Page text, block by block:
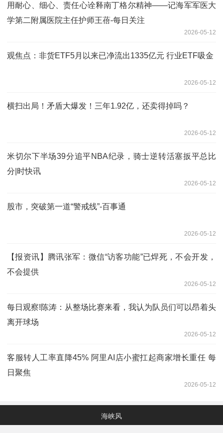
用耐心、细心、责任心诠释南丁格尔精神——记海军军医大
学第二附属医院主任护师王蓓-每日关注
2026-05-12
观焦点：非货ETF5月以来已净流出1335亿元 行业ETF吸金
2026-05-12
横扫出局！矛盾大爆发！三年1.92亿，还卖得掉吗？
2026-05-12
米切尔下半场39分追平NBA纪录，骑士逆转活塞扳平总比
分|时快讯
2026-05-12
股市，突破第一道“警戒线”-百事通
2026-05-12
【报资讯】腾讯张军：微信“访客功能”已焊死，不会开发，
不会提供
2026-05-12
每日观察!陈涛：从整场比赛来看，我认为队员们可以昂着头
离开球场
2026-05-12
客服转人工率直降45% 阿里AI店小蜜扛起商家增长重任 每
日聚焦
2026-05-12
海峡风